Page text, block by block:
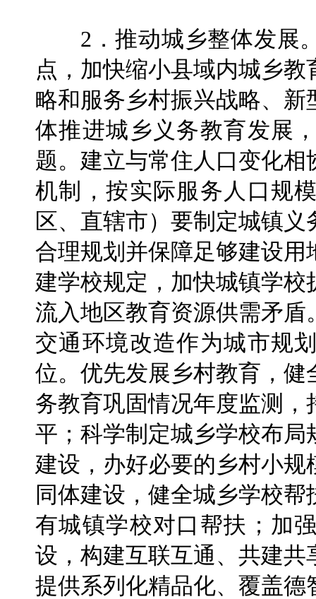
2．推动城乡整体发展
点，加快缩小县域内城乡
略和服务乡村振兴战略、
体推进城乡义务教育发展
题。建立与常住人口变化
机制，按实际服务人口规
区、直辖市）要制定城镇
合理规划并保障足够建设
建学校规定，加快城镇学
流入地区教育资源供需矛
交通环境改造作为城市规
位。优先发展乡村教育，
务教育巩固情况年度监测
平；科学制定城乡学校布
建设，办好必要的乡村小
同体建设，健全城乡学校
有城镇学校对口帮扶；加
设，构建互联互通、共建
提供系列化精品化、覆盖